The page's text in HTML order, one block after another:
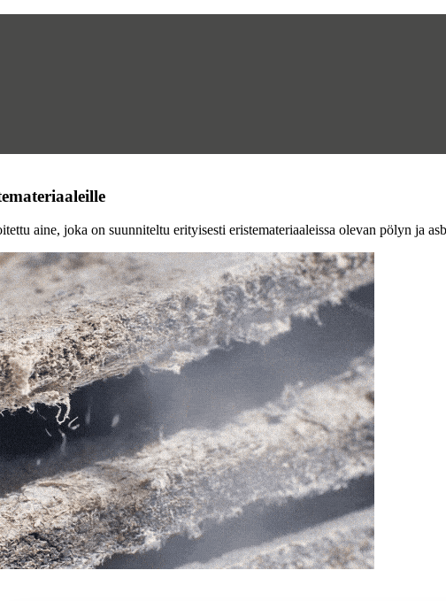
aine, joka on suunniteltu erityisesti eristemateriaaleissa olevan pölyn ja